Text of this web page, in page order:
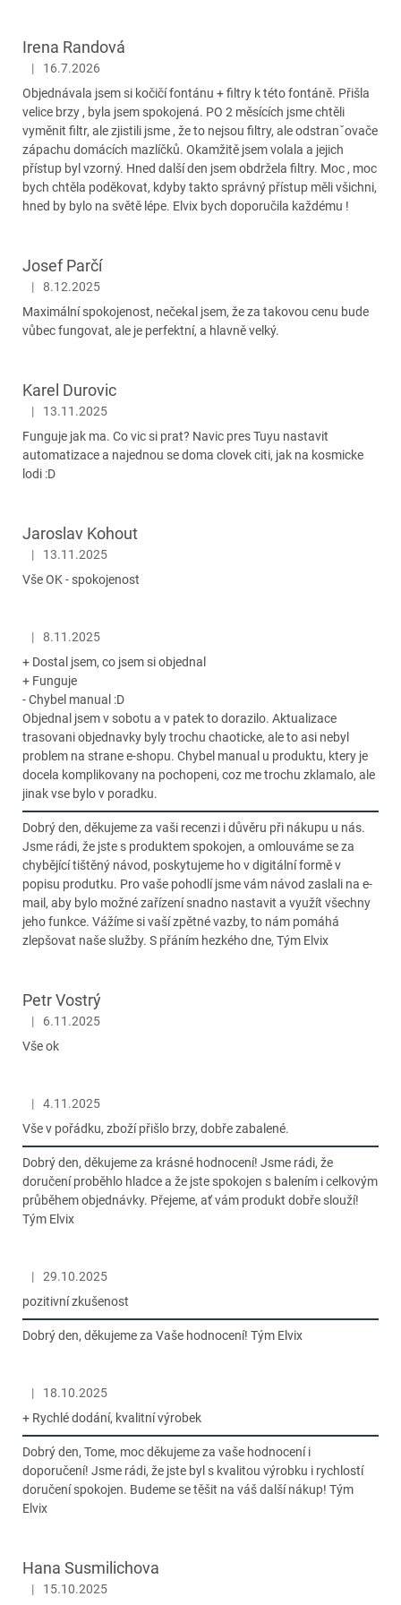
Irena Randová
Hodnocení obchodu je 5 z 5 hvězdiček.
|
16.7.2026
Objednávala jsem si kočičí fontánu + filtry k této fontáně. Přišla
velice brzy , byla jsem spokojená. PO 2 měsících jsme chtěli
vyměnit filtr, ale zjistili jsme , že to nejsou filtry, ale odstranˇovače
zápachu domácích mazlíčků. Okamžitě jsem volala a jejich
přístup byl vzorný. Hned další den jsem obdržela filtry. Moc , moc
bych chtěla poděkovat, kdyby takto správný přístup měli všichni,
hned by bylo na světě lépe. Elvix bych doporučila každému !
Josef Parčí
Hodnocení obchodu je 5 z 5 hvězdiček.
|
8.12.2025
Maximální spokojenost, nečekal jsem, že za takovou cenu bude
vůbec fungovat, ale je perfektní, a hlavně velký.
Karel Durovic
Hodnocení obchodu je 5 z 5 hvězdiček.
|
13.11.2025
Funguje jak ma. Co vic si prat? Navic pres Tuyu nastavit
automatizace a najednou se doma clovek citi, jak na kosmicke
lodi :D
Jaroslav Kohout
Hodnocení obchodu je 5 z 5 hvězdiček.
|
13.11.2025
Vše OK - spokojenost
Hodnocení obchodu je 5 z 5 hvězdiček.
|
8.11.2025
+ Dostal jsem, co jsem si objednal
+ Funguje
- Chybel manual :D
Objednal jsem v sobotu a v patek to dorazilo. Aktualizace
trasovani objednavky byly trochu chaoticke, ale to asi nebyl
problem na strane e-shopu. Chybel manual u produktu, ktery je
docela komplikovany na pochopeni, coz me trochu zklamalo, ale
jinak vse bylo v poradku.
Dobrý den, děkujeme za vaši recenzi i důvěru při nákupu u nás.
Jsme rádi, že jste s produktem spokojen, a omlouváme se za
chybějící tištěný návod, poskytujeme ho v digitální formě v
popisu produtku. Pro vaše pohodlí jsme vám návod zaslali na e-
mail, aby bylo možné zařízení snadno nastavit a využít všechny
jeho funkce. Vážíme si vaší zpětné vazby, to nám pomáhá
zlepšovat naše služby. S přáním hezkého dne, Tým Elvix
Petr Vostrý
Hodnocení obchodu je 5 z 5 hvězdiček.
|
6.11.2025
Vše ok
Hodnocení obchodu je 5 z 5 hvězdiček.
|
4.11.2025
Vše v pořádku, zboží přišlo brzy, dobře zabalené.
Dobrý den, děkujeme za krásné hodnocení! Jsme rádi, že
doručení proběhlo hladce a že jste spokojen s balením i celkovým
průběhem objednávky. Přejeme, ať vám produkt dobře slouží!
Tým Elvix
Hodnocení obchodu je 5 z 5 hvězdiček.
|
29.10.2025
pozitivní zkušenost
Dobrý den, děkujeme za Vaše hodnocení! Tým Elvix
Hodnocení obchodu je 5 z 5 hvězdiček.
|
18.10.2025
+ Rychlé dodání, kvalitní výrobek
Dobrý den, Tome, moc děkujeme za vaše hodnocení i
doporučení! Jsme rádi, že jste byl s kvalitou výrobku i rychlostí
doručení spokojen. Budeme se těšit na váš další nákup! Tým
Elvix
Hana Susmilichova
Hodnocení obchodu je 5 z 5 hvězdiček.
| 15.10.2025